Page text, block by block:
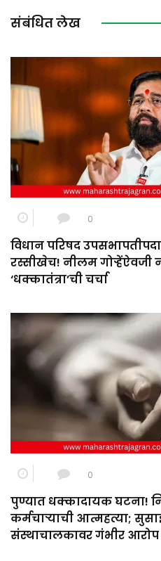
संबंधित लेख
0
विधान परिषद
रस्सीखेच! नीलम गोऱ्हेंऐवजी
‘धक्कातंत्रा’ची चर्चा
0
पुण्यात धक्कादायक घटना!
कर्मचाऱ्याची आत्महत्या;
संस्थाचालकावर गंभीर आरोप